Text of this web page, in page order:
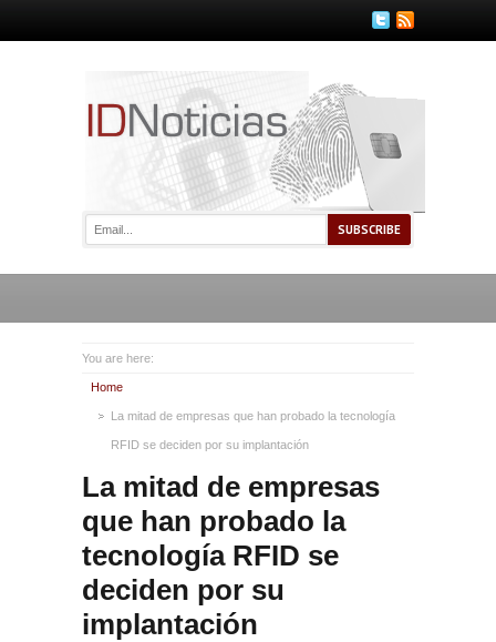
You are here:
Home
La mitad de empresas que han probado la tecnología
RFID se deciden por su implantación
La mitad de empresas
que han probado la
tecnología RFID se
deciden por su
implantación